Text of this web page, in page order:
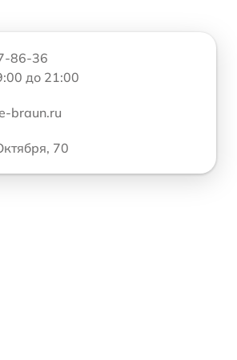
86-36
до 21:00
braun.ru
70